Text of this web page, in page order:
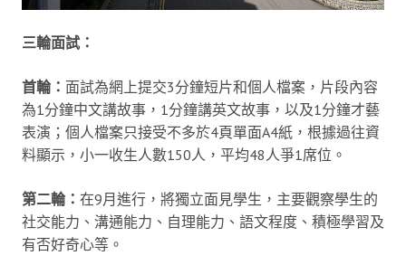
三輪面試：
首輪： 面試為網上提交3分鐘短片和個人檔案，片段內容
為1分鐘中文講故事，1分鐘講英文故事，以及1分鐘才藝
表演；個人檔案只接受不多於4頁單面A4紙，根據過往資
料顯示，小一收生人數150人，平均48人爭1席位。
第二輪： 在9月進行，將獨立面見學生，主要觀察學生的
社交能力、溝通能力、自理能力、語文程度、積極學習及
有否好奇心等。